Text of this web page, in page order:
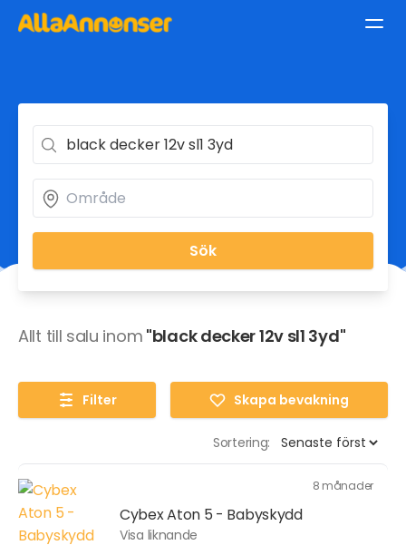
Sök
Allt till salu inom "black decker 12v sl1 3yd"
Filter Skapa bevakning
Sortering:
8 månader
Cybex Aton 5 - Babyskydd
Visa liknande